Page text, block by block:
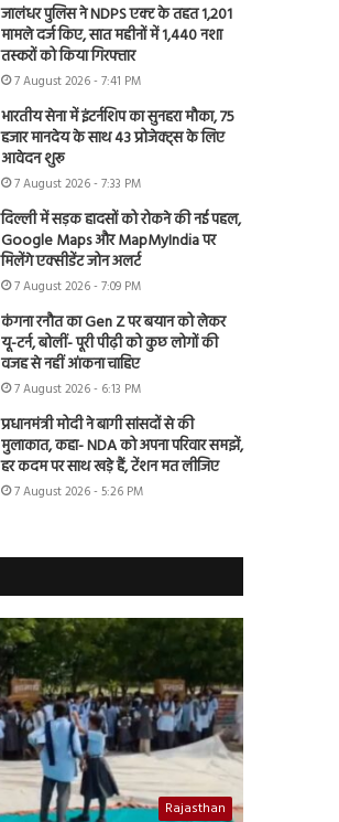
जालंधर पुलिस ने NDPS एक्ट के तहत 1,201
मामले दर्ज किए, सात महीनों में 1,440 नशा
तस्करों को किया गिरफ्तार
7 August 2026 - 7:41 PM
भारतीय सेना में इंटर्नशिप का सुनहरा मौका, 75
हजार मानदेय के साथ 43 प्रोजेक्ट्स के लिए
आवेदन शुरू
7 August 2026 - 7:33 PM
दिल्ली में सड़क हादसों को रोकने की नई पहल,
Google Maps और MapMyIndia पर
मिलेंगे एक्सीडेंट जोन अलर्ट
7 August 2026 - 7:09 PM
कंगना रनौत का Gen Z पर बयान को लेकर
यू-टर्न, बोलीं- पूरी पीढ़ी को कुछ लोगों की
वजह से नहीं आंकना चाहिए
7 August 2026 - 6:13 PM
प्रधानमंत्री मोदी ने बागी सांसदों से की
मुलाकात, कहा- NDA को अपना परिवार समझें,
हर कदम पर साथ खड़े हैं, टेंशन मत लीजिए
7 August 2026 - 5:26 PM
Rajasthan